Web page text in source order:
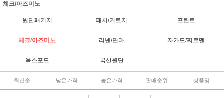
체크/아즈미노
원단패키지 패치/커트지 프린트
체크/아즈미노 리넨/면마 자가드/찌르멘
옥스포드 국산원단
최신순 낮은가격 높은가격 판매순위 상품명